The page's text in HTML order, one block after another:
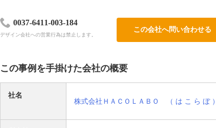
0037-6411-003-184
デザイン会社への営業行為は禁止します。
この会社へ問い合わせる
この事例を手掛けた会社の概要
社名
株式会社ＨＡＣＯＬＡＢＯ （ は こ ら ぼ ）